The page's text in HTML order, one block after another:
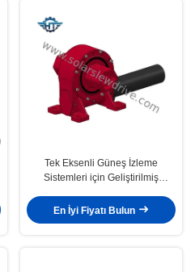
Tek Eksenli Güneş İzleme
Sistemleri için Geliştirilmiş
ile Kare Tüp Döner Sürücü
En İyi Fiyatı Bulun